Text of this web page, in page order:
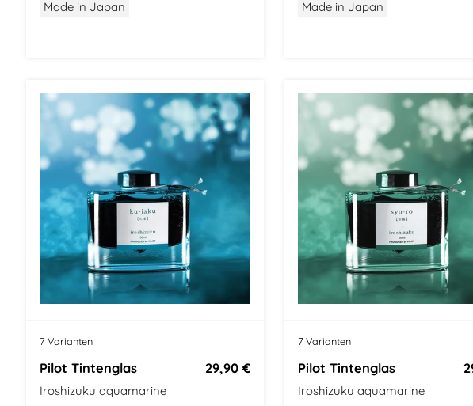
Made in Japan Made in Japan
7 Varianten
Pilot Tintenglas 29,90 €
Iroshizuku aquamarine
7 Varianten
Pilot Tintenglas
Iroshizuku aquamarine